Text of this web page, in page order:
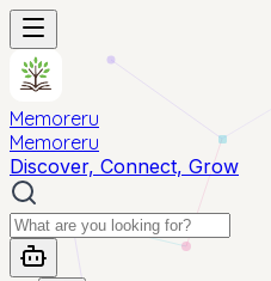
Memoreru
Memoreru
Discover, Connect, Grow